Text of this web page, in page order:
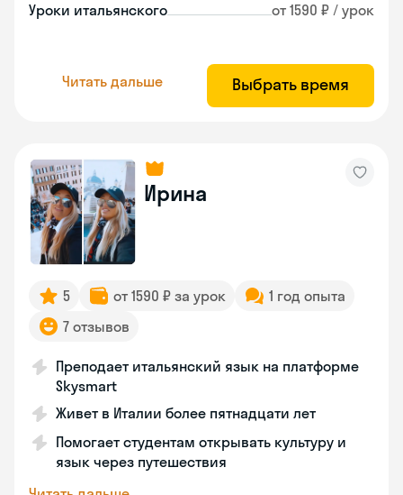
Уроки итальянского от 1590 ₽ / урок
Читать дальше Выбрать время
Ирина
5 от 1590 ₽ за урок
1 год опыта
7 отзывов
Преподает итальянский язык на платформе
Skysmart
Живет в Италии более пятнадцати лет
Помогает студентам открывать культуру и
язык через путешествия